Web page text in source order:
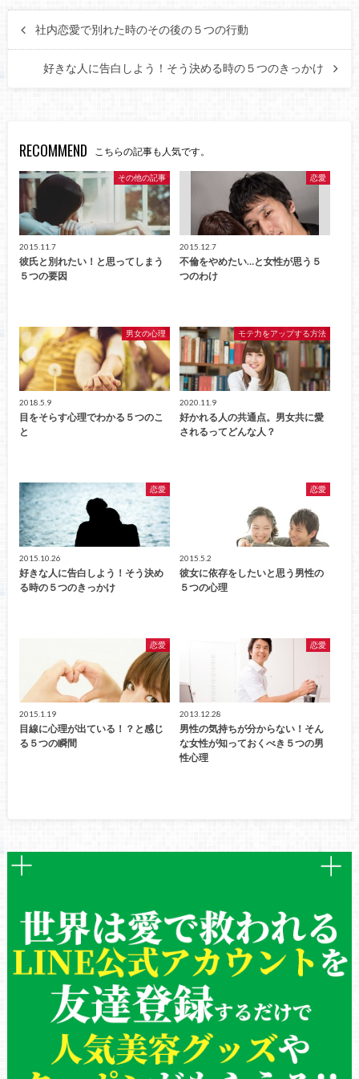
社内恋愛で別れた時のその後の５つの行動
好きな人に告白しよう！そう決める時の５つのきっかけ
RECOMMEND こちらの記事も人気です。
その他の記事
2015.11.7
彼氏と別れたい！と思ってしまう
５つの要因
恋愛
2015.12.7
不倫をやめたい…と女性が思う５
つのわけ
男女の心理
2018.5.9
目をそらす心理でわかる５つのこ
と
モテ力をアップする方法
2020.11.9
好かれる人の共通点。男女共に愛
されるってどんな人？
恋愛
2015.10.26
好きな人に告白しよう！そう決め
る時の５つのきっかけ
恋愛
2015.5.2
彼女に依存をしたいと思う男性の
５つの心理
恋愛
2015.1.19
目線に心理が出ている！？と感じ
る５つの瞬間
恋愛
2013.12.28
男性の気持ちが分からない！そん
な女性が知っておくべき５つの男
性心理